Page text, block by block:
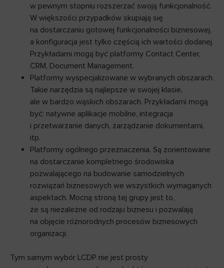
w pewnym stopniu rozszerzać swoją funkcjonalność.
W większości przypadków skupiają się
na dostarczaniu gotowej funkcjonalności biznesowej,
a konfiguracja jest tylko częścią ich wartości dodanej.
Przykładami mogą być platformy Contact Center,
CRM, Document Management.
Platformy wyspecjalizowane w wybranych obszarach.
Takie narzędzia są najlepsze w swojej klasie,
ale w bardzo wąskich obszarach. Przykładami mogą
być: natywne aplikacje mobilne, integracja
i przetwarzanie danych, zarządzanie dokumentami,
itp.
Platformy ogólnego przeznaczenia. Są zorientowane
na dostarczanie kompletnego środowiska
pozwalającego na budowanie samodzielnych
rozwiązań biznesowych we wszystkich wymaganych
aspektach. Mocną stroną tej grupy jest to,
że są niezależne od rodzaju biznesu i pozwalają
na objęcie różnorodnych procesów biznesowych
organizacji.
Tym samym wybór LCDP nie jest prosty